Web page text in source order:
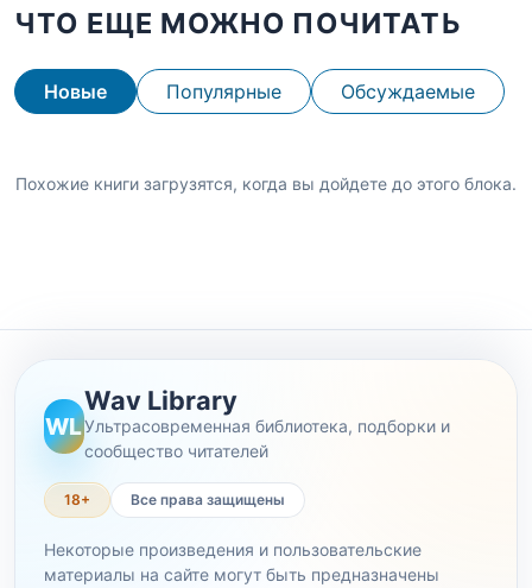
ЧТО ЕЩЕ МОЖНО ПОЧИТАТЬ
Новые Популярные Обсуждаемые
Похожие книги загрузятся, когда вы дойдете до этого блока.
WL
Wav Library
Ультрасовременная библиотека, подборки и
сообщество читателей
18+ Все права защищены
Некоторые произведения и пользовательские
материалы на сайте могут быть предназначены